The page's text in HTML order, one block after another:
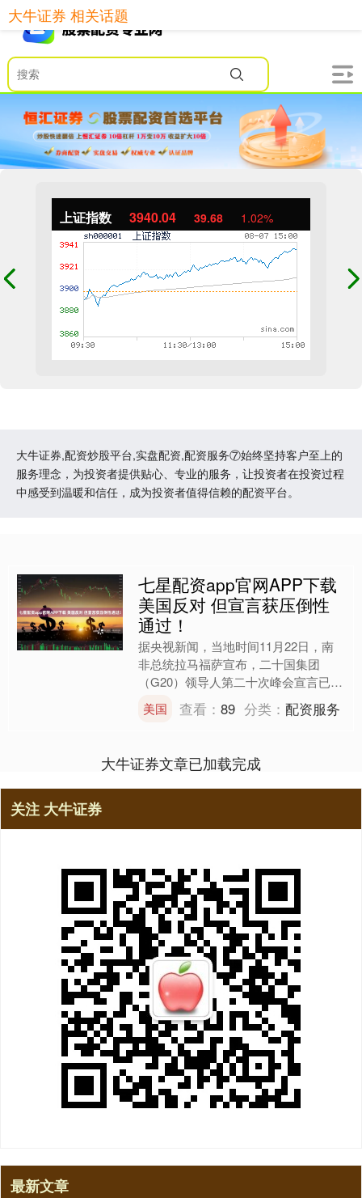
上证指数 3940.04 39.68 1.02%
大牛证券,配资炒股平台,实盘配资,配资服务⑦始终坚持客户至上的
服务理念，为投资者提供贴心、专业的服务，让投资者在投资过程
中感受到温暖和信任，成为投资者值得信赖的配资平台。
大牛证券 相关话题
七星配资app官网APP下载
美国反对 但宣言获压倒性
通过！
据央视新闻，当地时间11月22日，南
非总统拉马福萨宣布，二十国集团
（G20）领导人第二十次峰会宣言已获
绝大多数成员国通过。 拉马福萨表
示，尽管美国方面持反对立场....
美国 查看：89 分类：配资服务
大牛证券文章已加载完成
关注 大牛证券
最新文章